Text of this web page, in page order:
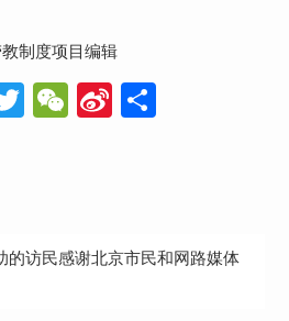
制度项目编辑
Twitter
WeChat
Sina分
的访民感谢北京市民和网路媒体